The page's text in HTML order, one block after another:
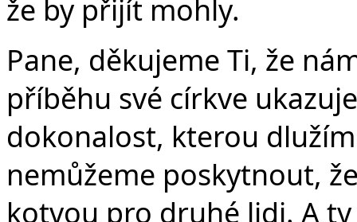
že by přijít mohly.
Pane, děkujeme Ti, že
příběhu své církve
dokonalost, kterou
nemůžeme poskytnout,
kotvou pro druhé lidi. A